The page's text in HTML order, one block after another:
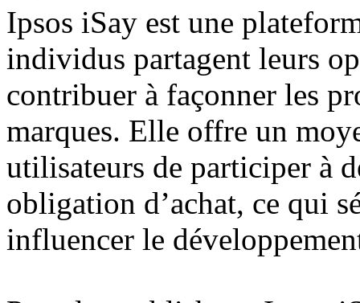
Ipsos iSay est une
individus partagent leurs
contribuer à façonner les
marques. Elle offre un
utilisateurs de participer à
obligation d’achat, ce qui
influencer le